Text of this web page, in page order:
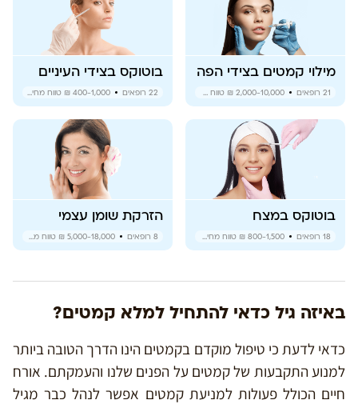
מילוי קמטים בצידי הפה
21 רופאים 2,000-10,000 ₪ טווח מחירים
בוטוקס בצידי העיניים
22 רופאים 400-1,000 ₪ טווח מחירים
בוטוקס במצח
18 רופאים 800-1,500 ₪ טווח מחירים
הזרקת שומן עצמי
8 רופאים 5,000-18,000 ₪ טווח מחירים
באיזה גיל כדאי להתחיל למלא קמטים?
כדאי לדעת כי טיפול מוקדם בקמטים הינו הדרך הטובה ביותר
למנוע התקבעות של קמטים על הפנים שלנו והעמקתם. אורח
חיים הכולל פעולות למניעת קמטים אפשר לנהל כבר מגיל